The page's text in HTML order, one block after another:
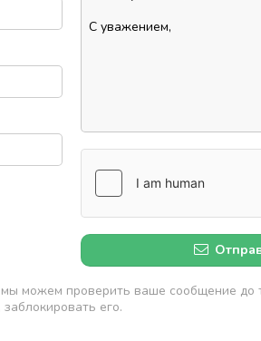
можем проверить ваше сообщение до
его.